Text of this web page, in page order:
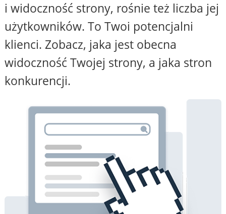
i widoczność strony, rośnie też liczba jej
użytkowników. To Twoi potencjalni
klienci. Zobacz, jaka jest obecna
widoczność Twojej strony, a jaka stron
konkurencji.